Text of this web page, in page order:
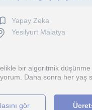
Yapay Zeka
Yesilyurt Malatya
bir algoritmik
Daha sonra her yaş
gör